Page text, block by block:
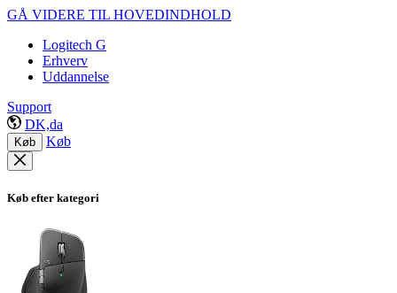
GÅ VIDERE TIL HOVEDINDHOLD
Logitech G
Erhverv
Uddannelse
Support
DK,da
Køb Køb
Køb efter kategori